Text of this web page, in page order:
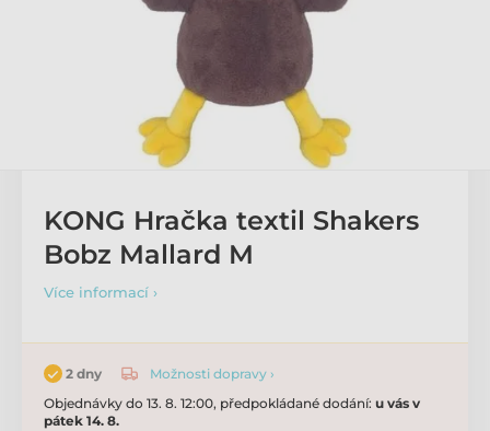
KONG Hračka textil Shakers
Bobz Mallard M
Více informací ›
2 dny
Možnosti dopravy ›
Objednávky do 13. 8. 12:00, předpokládané dodání: u vás v
pátek 14. 8.